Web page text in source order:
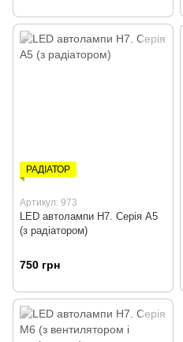
РАДІАТОР
Артикул: 973
LED автолампи H7. Серія А5
(з радіатором)
750 грн